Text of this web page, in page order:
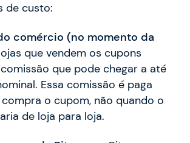
de custo:
comércio (no momento da
que vendem os cupons
que pode chegar a até
Essa comissão é paga
o cupom, não quando o
de loja para loja.